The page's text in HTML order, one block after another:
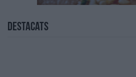
Destacats